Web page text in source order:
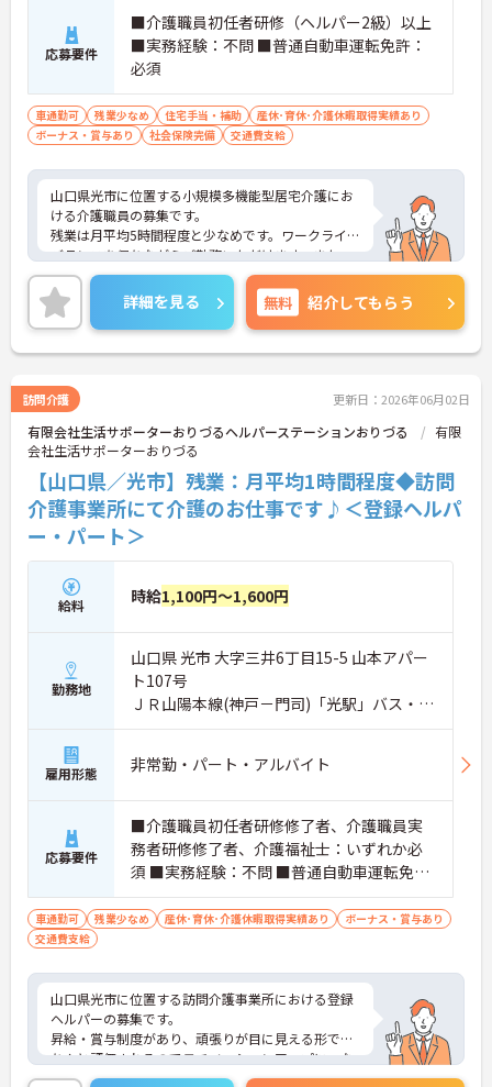
応募要件
■介護職員初任者研修（ヘルパー2級）以上
■実務経験：不問 ■普通自動車運転免許：
必須
車通勤可 残業少なめ 住宅手当・補助
産休･育休･介護休暇取得実績あり
ボーナス・賞与あり
社会保険完備 交通費支給
山口県光市に位置する小規模多機能型居宅介護にお
ける介護職員の募集です。
残業は月平均5時間程度と少なめです。ワークライフ
バランスを保ちながらご勤務いただけます。また、
育児休業・介護休業の取得実績もあり、ライフステ
ージが変化しても安心してお勤めいただける環境で
す。
ご興味のある方には、面接対策ポイントなど、さら
に詳細をご案内しますのでお気軽にご相談くださ
詳細を見る 無料 紹介してもらう
訪問介護 更新日：2026年06月02日
有限会社生活サポーターおりづるヘルパーステーションおりづる
有限
会社生活サポーターおりづる
【山口県／光市】残業：月平均1時間程度◆訪問
介護事業所にて介護のお仕事です♪＜登録ヘルパ
ー・パート＞
給料 時給1,100円～1,600円
勤務地
山口県 光市 大字三井6丁目15-5 山本アパー
ト107号
ＪＲ山陽本線(神戸－門司)「光駅」バス・車
5分
雇用形態 非常勤・パート・アルバイト
応募要件
■介護職員初任者研修修了者、介護職員実
務者研修修了者、介護福祉士：いずれか必
須 ■実務経験：不問 ■普通自動車運転免
許：必須
車通勤可 残業少なめ 産休･育休･介護休暇取得実績あり
ボーナス・賞与あり
交通費支給
山口県光市に位置する訪問介護事業所における登録
ヘルパーの募集です。
昇給・賞与制度があり、頑張りが目に見える形でき
ちんと評価されるのでモチベーションアップにつな
がります。残業は月平均1時間程度です。ワークライ